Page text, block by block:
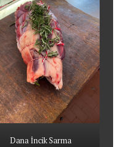
Dana İncik Sarma